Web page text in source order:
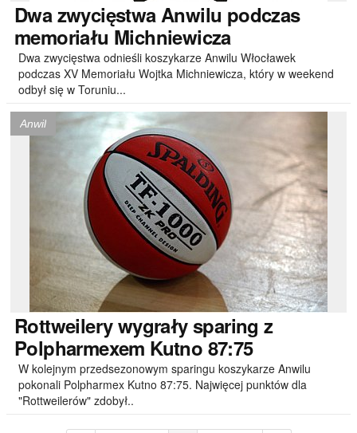
Dwazwycięstwa Anwilu podczas
memoriału Michniewicza
Dwa zwycięstwa odnieśli koszykarze Anwilu Włocławek
podczas XV Memoriału Wojtka Michniewicza, który w weekend
odbył się w Toruniu...
Anwil
Rottweilerywygrały sparing z
Polpharmexem Kutno 87:75
W kolejnym przedsezonowym sparingu koszykarze Anwilu
pokonali Polpharmex Kutno 87:75. Najwięcej punktów dla
"Rottweilerów" zdobył..